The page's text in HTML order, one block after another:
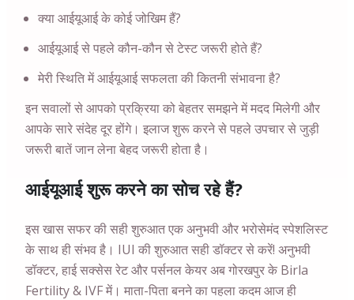
क्या आईयूआई के कोई जोखिम हैं?
आईयूआई से पहले कौन-कौन से टेस्ट जरूरी होते हैं?
मेरी स्थिति में आईयूआई सफलता की कितनी संभावना है?
इन सवालों से आपको प्रक्रिया को बेहतर समझने में मदद मिलेगी और
आपके सारे संदेह दूर होंगे। इलाज शुरू करने से पहले उपचार से जुड़ी
जरूरी बातें जान लेना बेहद जरूरी होता है।
आईयूआई शुरू करने का सोच रहे हैं?
इस खास सफर की सही शुरुआत एक अनुभवी और भरोसेमंद स्पेशलिस्ट
के साथ ही संभव है। IUI की शुरुआत सही डॉक्टर से करें! अनुभवी
डॉक्टर, हाई सक्सेस रेट और पर्सनल केयर अब गोरखपुर के Birla
Fertility & IVF में। माता-पिता बनने का पहला कदम आज ही